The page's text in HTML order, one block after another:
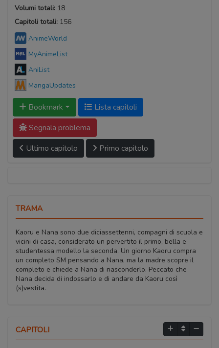
Volumi totali: 18
Capitoli totali: 156
AnimeWorld
MyAnimeList
AniList
MangaUpdates
Bookmark
Lista capitoli
Segnala problema
Ultimo capitolo
Primo capitolo
TRAMA
Kaoru e Nana sono due diciassettenni, compagni di scuola e
vicini di casa, considerato un pervertito il primo, bella e
studentessa modello la seconda. Un giorno Kaoru compra
un completo SM pensando a Nana, ma la madre scopre il
completo e chiede a Nana di nasconderlo. Peccato che
Nana decida di indossarlo e di andare da Kaoru così
(s)vestita.
CAPITOLI